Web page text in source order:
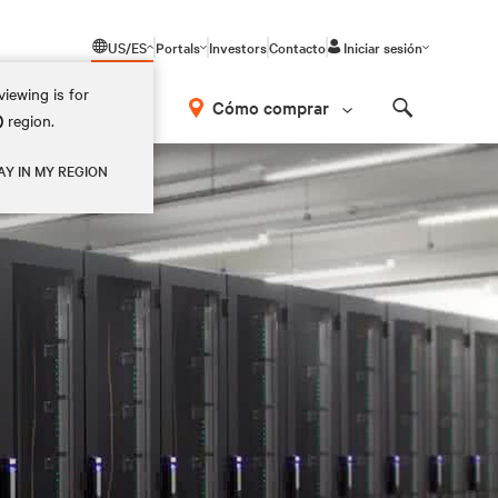
US/ES
is for
region.
IN MY REGION
Portals InvestorsContacto Iniciar sesión
Cómo comprar